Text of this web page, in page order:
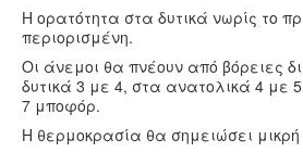
Η ορατότητα στα δυτικά νωρίς το
περιορισμένη.
Οι άνεμοι θα πνέουν από βόρειες
δυτικά 3 με 4, στα ανατολικά 4 με
7 μποφόρ.
Η θερμοκρασία θα σημειώσει